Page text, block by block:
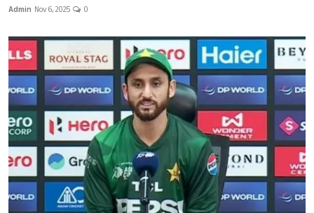
Admin Nov 6, 2025 0